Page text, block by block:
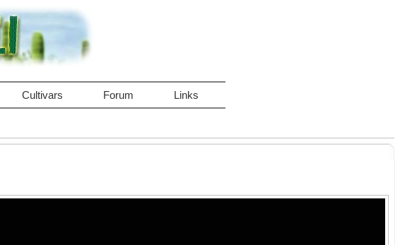
Cultivars Forum Links